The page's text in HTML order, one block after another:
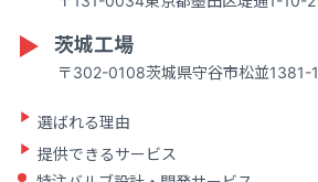
茨城工場
〒302-0108茨城県守谷市松並1381-1
選ばれる理由
提供できるサービス